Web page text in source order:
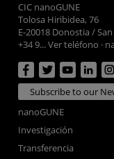
CIC nanoGUNE
Tolosa Hiribidea, 76
E-20018 Donostia /
+34 9... Ver teléfono ·
Subscribe to our
nanoGUNE
Investigación
Transferencia